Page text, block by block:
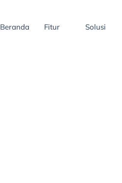
Beranda Fitur Solusi